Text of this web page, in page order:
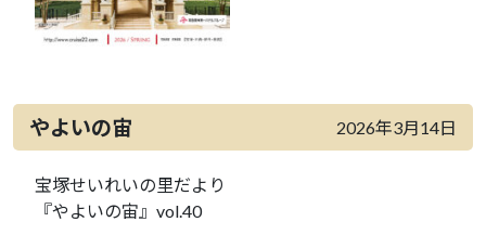
やよいの宙 2026年3月14日
宝塚せいれいの里だより
『やよいの宙』vol.40